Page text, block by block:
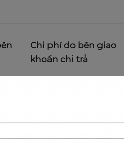
Chi phí do bên giao
khoán chi trả